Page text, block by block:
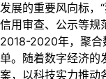
发展的重要风向标，
信用审查、公示等规
2018-2020年，聚合
单。随着数字经济的
案，以科技实力推动